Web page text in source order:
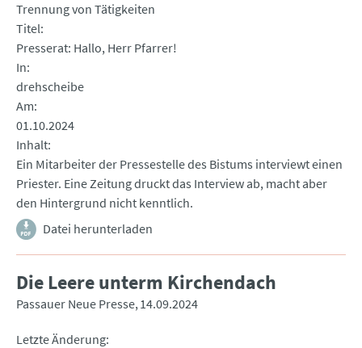
Trennung von Tätigkeiten
Titel
Presserat: Hallo, Herr Pfarrer!
In
drehscheibe
Am
01.10.2024
Inhalt
Ein Mitarbeiter der Pressestelle des Bistums interviewt einen
Priester. Eine Zeitung druckt das Interview ab, macht aber
den Hintergrund nicht kenntlich.
Datei herunterladen
Die Leere unterm Kirchendach
Passauer Neue Presse 14.09.2024
Letzte Änderung